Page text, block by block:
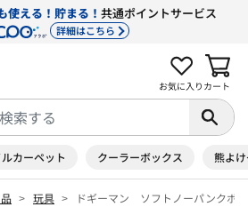
使える！貯まる！ 共通ポイントサービス
詳細はこちら
お気に入り カート
カーペット クーラーボックス 熊よ
玩具 ドギーマン ソフトノーパンクボ